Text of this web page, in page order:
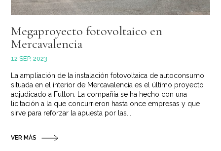
Megaproyecto fotovoltaico en
Mercavalencia
12 SEP, 2023
La ampliación de la instalación fotovoltaica de autoconsumo
situada en el interior de Mercavalencia es el último proyecto
adjudicado a Fulton. La compañía se ha hecho con una
licitación a la que concurrieron hasta once empresas y que
sirve para reforzar la apuesta por las...
VER MÁS